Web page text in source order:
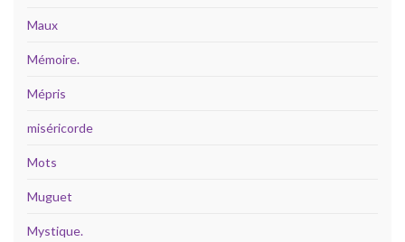
Maux
Mémoire.
Mépris
miséricorde
Mots
Muguet
Mystique.